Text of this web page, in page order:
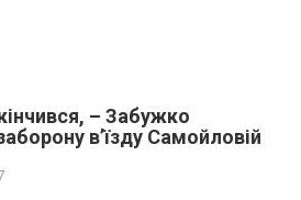
– Забужко
в’їзду Самойловій